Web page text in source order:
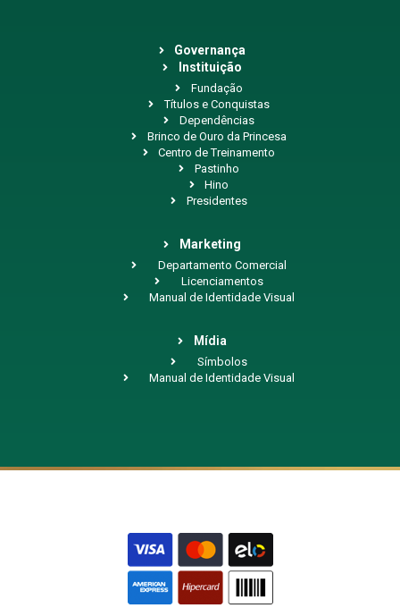
Governança
Instituição
Fundação
Títulos e Conquistas
Dependências
Brinco de Ouro da Princesa
Centro de Treinamento
Pastinho
Hino
Presidentes
Marketing
Departamento Comercial
Licenciamentos
Manual de Identidade Visual
Mídia
Símbolos
Manual de Identidade Visual